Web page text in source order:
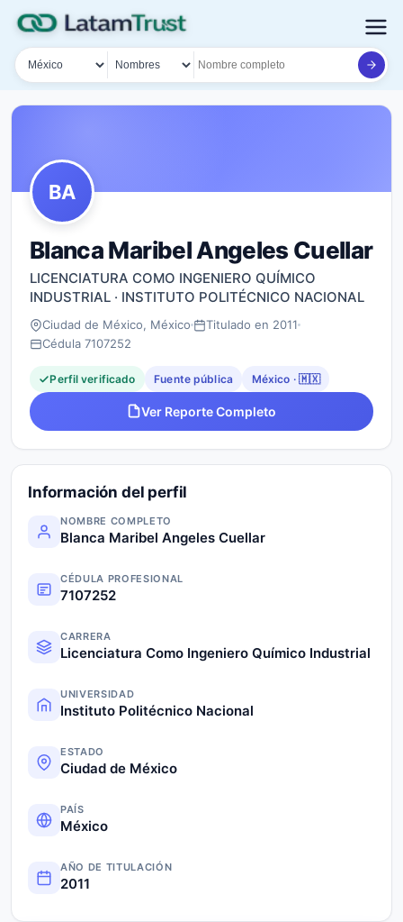
País
Tipo de búsqueda
Nombre o documento
BA
Blanca Maribel Angeles Cuellar
LICENCIATURA COMO INGENIERO QUÍMICO
INDUSTRIAL · INSTITUTO POLITÉCNICO NACIONAL
Ciudad de México, México
Titulado en 2011
Cédula 7107252
Perfil verificado Fuente pública México · 🇲🇽
Ver Reporte Completo
Información del perfil
NOMBRE COMPLETO
Blanca Maribel Angeles Cuellar
CÉDULA PROFESIONAL
7107252
CARRERA
Licenciatura Como Ingeniero Químico Industrial
UNIVERSIDAD
Instituto Politécnico Nacional
ESTADO
Ciudad de México
PAÍS
México
AÑO DE TITULACIÓN
2011